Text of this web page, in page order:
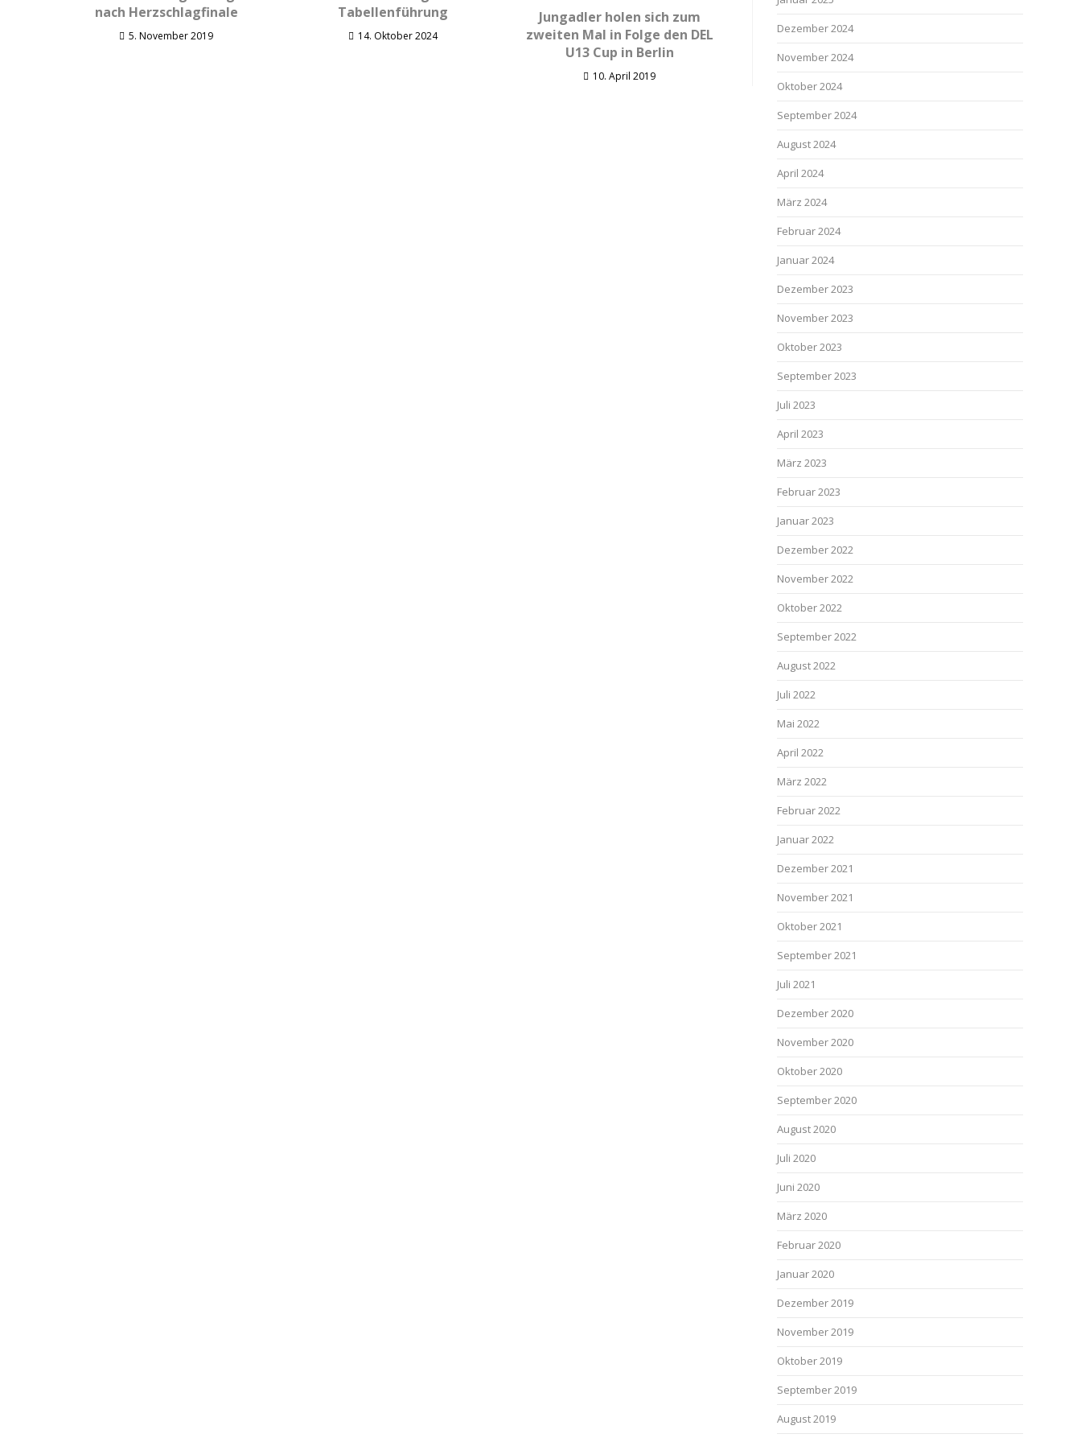
nach Herzschlagfinale
5. November 2019
Tabellenführung
14. Oktober 2024
Jungadler holen sich zum
zweiten Mal in Folge den DEL
U13 Cup in Berlin
10. April 2019
Dezember 2024
November 2024
Oktober 2024
September 2024
August 2024
April 2024
März 2024
Februar 2024
Januar 2024
Dezember 2023
November 2023
Oktober 2023
September 2023
Juli 2023
April 2023
März 2023
Februar 2023
Januar 2023
Dezember 2022
November 2022
Oktober 2022
September 2022
August 2022
Juli 2022
Mai 2022
April 2022
März 2022
Februar 2022
Januar 2022
Dezember 2021
November 2021
Oktober 2021
September 2021
Juli 2021
Dezember 2020
November 2020
Oktober 2020
September 2020
August 2020
Juli 2020
Juni 2020
März 2020
Februar 2020
Januar 2020
Dezember 2019
November 2019
Oktober 2019
September 2019
August 2019